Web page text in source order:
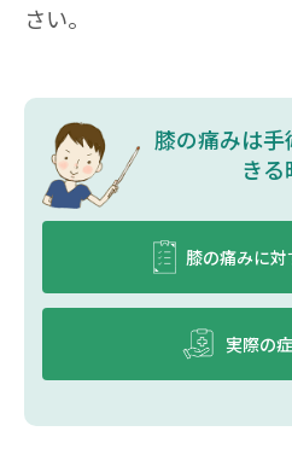
さい。
膝の痛みは
きる
膝の痛みに
実際の